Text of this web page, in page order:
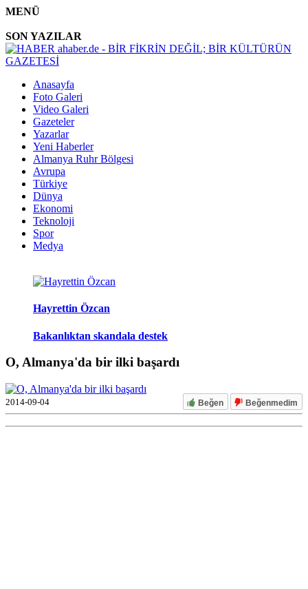
MENÜ
SON YAZILAR
Anasayfa
Foto Galeri
Video Galeri
Gazeteler
Yazarlar
Yeni Haberler
Almanya Ruhr Bölgesi
Avrupa
Türkiye
Dünya
Ekonomi
Teknoloji
Spor
Medya
Hayrettin Özcan
Bakanlıktan skandala destek
O, Almanya'da bir ilki başardı
2014-09-04 Beğen Beğenmedim